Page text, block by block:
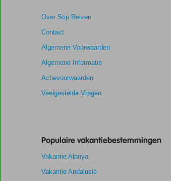
Over Stip Reizen
Contact
Algemene Voorwaarden
Algemene Informatie
Actievoorwaarden
Veelgestelde Vragen
Populaire vakantiebestemmingen
Vakantie Alanya
Vakantie Andalusië